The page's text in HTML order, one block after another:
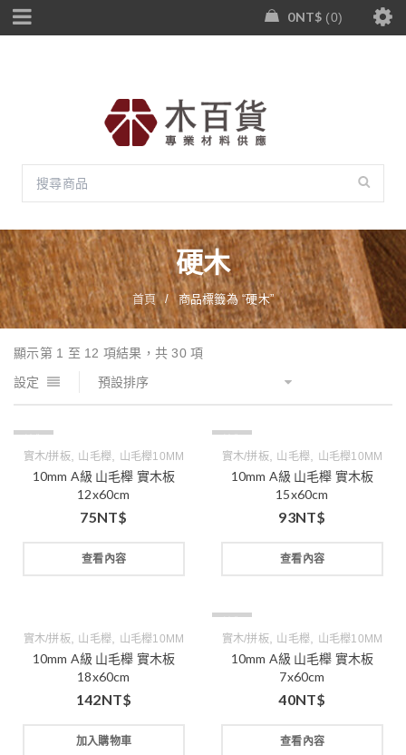
0NT$ 0
硬木
首頁 / 商品標籤為 “硬木”
顯示第 1 至 12 項結果，共 30 項
設定
預設排序
實木/拼板, 山毛櫸 山毛櫸10MM
10mm A級 山毛櫸 實木板
12x60cm
75NT$
查看內容
實木/拼板, 山毛櫸 山毛櫸10MM
10mm A級 山毛櫸 實木板
15x60cm
93NT$
查看內容
實木/拼板, 山毛櫸 山毛櫸10MM
10mm A級 山毛櫸 實木板
18x60cm
142NT$
加入購物車
實木/拼板, 山毛櫸 山毛櫸10MM
10mm A級 山毛櫸 實木板
7x60cm
40NT$
查看內容